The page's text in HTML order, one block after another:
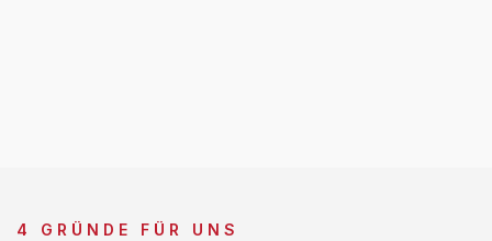
4 GRÜNDE FÜR UNS